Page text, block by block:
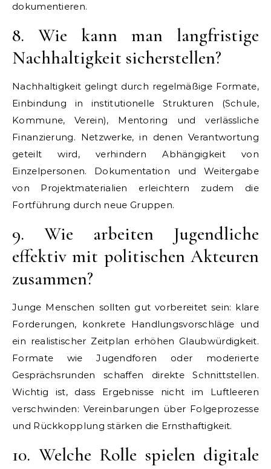
dokumentieren.
8. Wie kann man langfristige
Nachhaltigkeit sicherstellen?
Nachhaltigkeit gelingt durch regelmäßige Formate,
Einbindung in institutionelle Strukturen (Schule,
Kommune, Verein), Mentoring und verlässliche
Finanzierung. Netzwerke, in denen Verantwortung
geteilt wird, verhindern Abhängigkeit von
Einzelpersonen. Dokumentation und Weitergabe
von Projektmaterialien erleichtern zudem die
Fortführung durch neue Gruppen.
9. Wie arbeiten Jugendliche
effektiv mit politischen Akteuren
zusammen?
Junge Menschen sollten gut vorbereitet sein: klare
Forderungen, konkrete Handlungsvorschläge und
ein realistischer Zeitplan erhöhen Glaubwürdigkeit.
Formate wie Jugendforen oder moderierte
Gesprächsrunden schaffen direkte Schnittstellen.
Wichtig ist, dass Ergebnisse nicht im Luftleeren
verschwinden: Vereinbarungen über Folgeprozesse
und Rückkopplung stärken die Ernsthaftigkeit.
10. Welche Rolle spielen digitale